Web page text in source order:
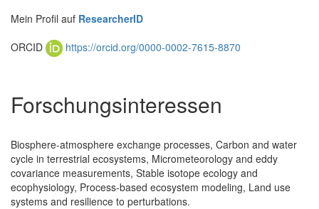
Mein Profil auf ResearcherID
ORCID
https://orcid.org/0000-0002-7615-8870
Forschungsinteressen
Biosphere-atmosphere exchange processes, Carbon and water
cycle in terrestrial ecosystems, Micrometeorology and eddy
covariance measurements, Stable isotope ecology and
ecophysiology, Process-based ecosystem modeling, Land use
systems and resilience to perturbations.